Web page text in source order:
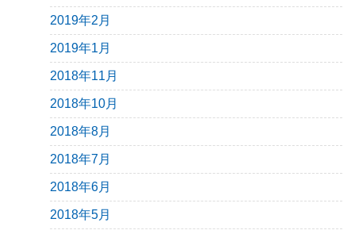
2019年2月
2019年1月
2018年11月
2018年10月
2018年8月
2018年7月
2018年6月
2018年5月